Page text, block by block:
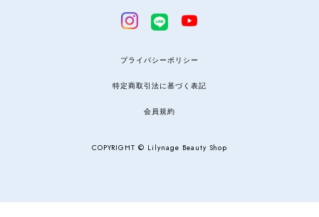
プライバシーポリシー
特定商取引法に基づく表記
会員規約
COPYRIGHT © Lilynage Beauty Shop